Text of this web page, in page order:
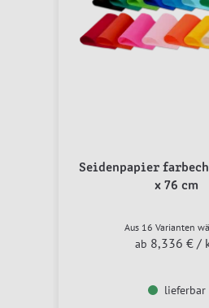
Seidenpapier
x 76 cm
Aus 16 Varianten
ab 8,336 € /
lieferbar